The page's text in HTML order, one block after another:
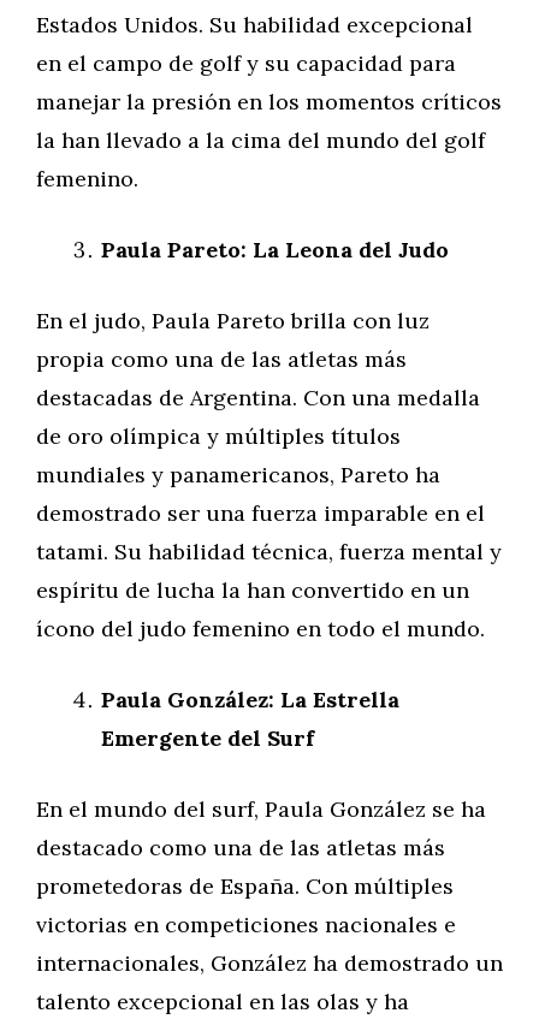
Estados Unidos. Su habilidad excepcional
en el campo de golf y su capacidad para
manejar la presión en los momentos críticos
la han llevado a la cima del mundo del golf
femenino.
Paula Pareto: La Leona del Judo
En el judo, Paula Pareto brilla con luz
propia como una de las atletas más
destacadas de Argentina. Con una medalla
de oro olímpica y múltiples títulos
mundiales y panamericanos, Pareto ha
demostrado ser una fuerza imparable en el
tatami. Su habilidad técnica, fuerza mental y
espíritu de lucha la han convertido en un
ícono del judo femenino en todo el mundo.
Paula González: La Estrella
Emergente del Surf
En el mundo del surf, Paula González se ha
destacado como una de las atletas más
prometedoras de España. Con múltiples
victorias en competiciones nacionales e
internacionales, González ha demostrado un
talento excepcional en las olas y ha